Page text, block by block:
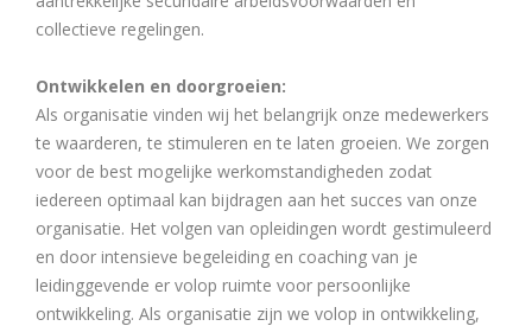
collectieve regelingen.
Ontwikkelen en doorgroeien:
Als organisatie vinden wij het belangrijk onze medewerkers
te waarderen, te stimuleren en te laten groeien. We zorgen
voor de best mogelijke werkomstandigheden zodat
iedereen optimaal kan bijdragen aan het succes van onze
organisatie. Het volgen van opleidingen wordt gestimuleerd
en door intensieve begeleiding en coaching van je
leidinggevende er volop ruimte voor persoonlijke
ontwikkeling. Als organisatie zijn we volop in ontwikkeling,